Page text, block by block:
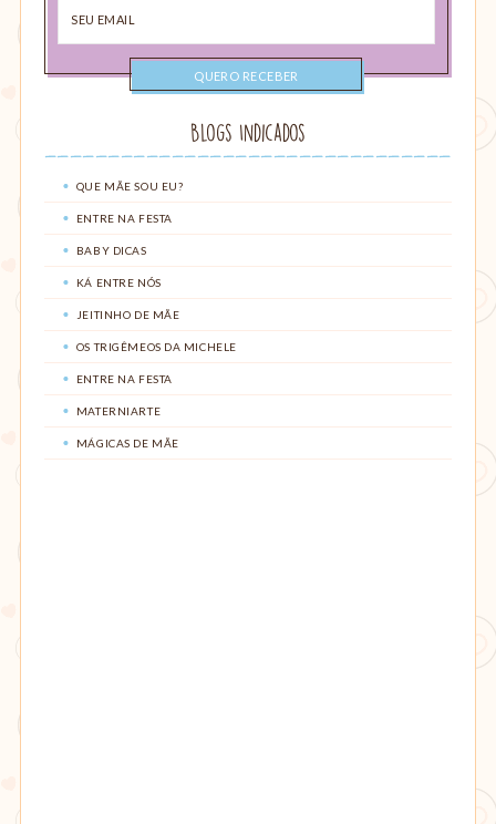
email
Blogs Indicados
QUE MÃE SOU EU?
ENTRE NA FESTA
BABY DICAS
KÁ ENTRE NÓS
JEITINHO DE MÃE
OS TRIGÊMEOS DA MICHELE
ENTRE NA FESTA
MATERNIARTE
MÁGICAS DE MÃE